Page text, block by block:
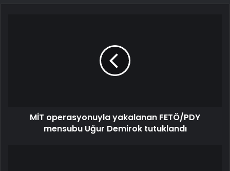
MİT operasyonuyla yakalanan FETÖ/PDY
mensubu Uğur Demirok tutuklandı